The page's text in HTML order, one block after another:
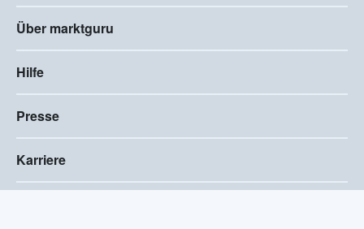
Über marktguru
Hilfe
Presse
Karriere